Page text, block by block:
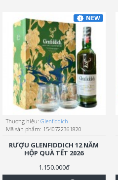
NEW
Thương hiệu: Glenfiddich
Mã sản phẩm: 1540722361820
RƯỢU GLENFIDDICH 12 NĂM
HỘP QUÀ TẾT 2026
1.150.000đ